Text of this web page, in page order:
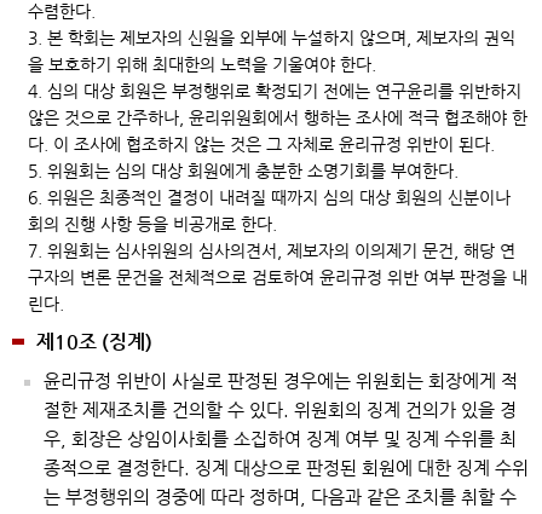
수렴한다.
3. 본 학회는 제보자의 신원을 외부에 누설하지 않으며, 제보자의 권익
을 보호하기 위해 최대한의 노력을 기울여야 한다.
4. 심의 대상 회원은 부정행위로 확정되기 전에는 연구윤리를 위반하지
않은 것으로 간주하나, 윤리위원회에서 행하는 조사에 적극 협조해야 한
다. 이 조사에 협조하지 않는 것은 그 자체로 윤리규정 위반이 된다.
5. 위원회는 심의 대상 회원에게 충분한 소명기회를 부여한다.
6. 위원은 최종적인 결정이 내려질 때까지 심의 대상 회원의 신분이나
회의 진행 사항 등을 비공개로 한다.
7. 위원회는 심사위원의 심사의견서, 제보자의 이의제기 문건, 해당 연
구자의 변론 문건을 전체적으로 검토하여 윤리규정 위반 여부 판정을 내
린다.
제10조 (징계)
윤리규정 위반이 사실로 판정된 경우에는 위원회는 회장에게 적
절한 제재조치를 건의할 수 있다. 위원회의 징계 건의가 있을 경
우, 회장은 상임이사회를 소집하여 징계 여부 및 징계 수위를 최
종적으로 결정한다. 징계 대상으로 판정된 회원에 대한 징계 수위
는 부정행위의 경중에 따라 정하며, 다음과 같은 조치를 취할 수